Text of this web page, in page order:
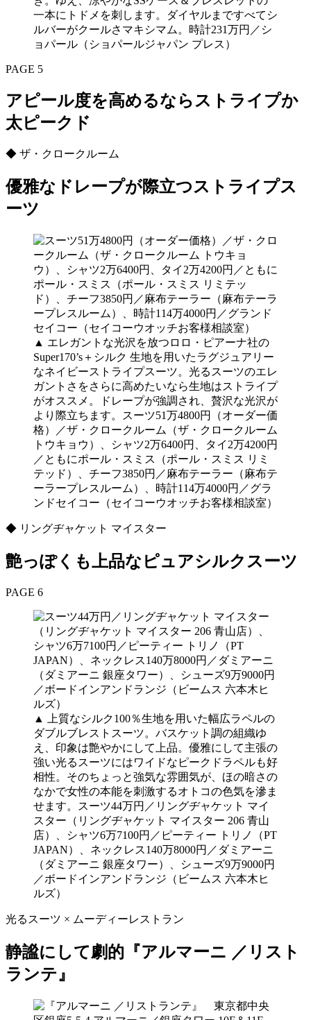
一本にトドメを刺します。ダイヤルまですべてシ
ルバーがクールさマキシマム。時計231万円／シ
ョパール（ショパールジャパン プレス）
PAGE 5
アピール度を高めるならストライプか
太ピークド
◆ ザ・クロークルーム
優雅なドレープが際立つストライプス
ーツ
▲ エレガントな光沢を放つロロ・ピアーナ社の
Super170’s＋シルク 生地を用いたラグジュアリー
なネイビーストライプスーツ。光るスーツのエレ
ガントさをさらに高めたいなら生地はストライプ
がオススメ。ドレープが強調され、贅沢な光沢が
より際立ちます。スーツ51万4800円（オーダー価
格）／ザ・クロークルーム（ザ・クロークルーム
トウキョウ）、シャツ2万6400円、タイ2万4200円
／ともにポール・スミス（ポール・スミス リミ
テッド）、チーフ3850円／麻布テーラー（麻布テ
ーラープレスルーム）、時計114万4000円／グラ
ンドセイコー（セイコーウオッチお客様相談室）
◆ リングヂャケット マイスター
艶っぽくも上品なピュアシルクスーツ
PAGE 6
▲ 上質なシルク100％生地を用いた幅広ラペルの
ダブルブレストスーツ。バスケット調の組織ゆ
え、印象は艶やかにして上品。優雅にして主張の
強い光るスーツにはワイドなピークドラペルも好
相性。そのちょっと強気な雰囲気が、ほの暗さの
なかで女性の本能を刺激するオトコの色気を滲ま
せます。スーツ44万円／リングヂャケット マイ
スター（リングヂャケット マイスター 206 青山
店）、シャツ6万7100円／ピーティー トリノ（PT
JAPAN）、ネックレス140万8000円／ダミアーニ
（ダミアーニ 銀座タワー）、シューズ9万9000円
／ボードインアンドランジ（ビームス 六本木ヒ
ルズ）
光るスーツ × ムーディーレストラン
静謐にして劇的『アルマーニ ／リスト
ランテ』